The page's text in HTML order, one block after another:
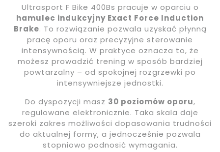
Ultrasport F Bike 400Bs pracuje w oparciu o
hamulec indukcyjny Exact Force Induction
Brake. To rozwiązanie pozwala uzyskać płynną
pracę oporu oraz precyzyjne sterowanie
intensywnością. W praktyce oznacza to, że
możesz prowadzić trening w sposób bardziej
powtarzalny – od spokojnej rozgrzewki po
intensywniejsze jednostki.
Do dyspozycji masz 30 poziomów oporu,
regulowane elektronicznie. Taka skala daje
szeroki zakres możliwości dopasowania trudności
do aktualnej formy, a jednocześnie pozwala
stopniowo podnosić wymagania.